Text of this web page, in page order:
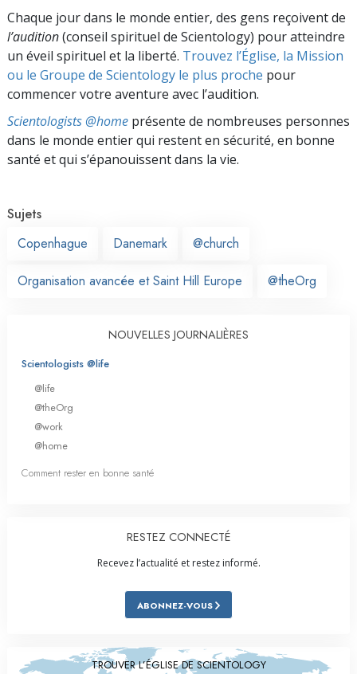
Chaque jour dans le monde entier, des gens reçoivent de
l’audition(conseil spirituel de Scientology) pour atteindre
un éveil spirituel et la liberté. Trouvez l’Église, la Mission
ou le Groupe de Scientology le plus proche pour
commencer votre aventure avec l’audition.
Scientologists @home présente de nombreuses personnes
dans le monde entier qui restent en sécurité, en bonne
santé et qui s’épanouissent dans la vie.
Sujets
Copenhague
Danemark @church
Organisation avancée et Saint Hill Europe @theOrg
NOUVELLES JOURNALIÈRES
Scientologists @life
@life
@theOrg
@work
@home
Comment rester en bonne santé
RESTEZ CONNECTÉ
Recevez l’actualité et restez informé.
ABONNEZ-VOUS
TROUVER L’ÉGLISE DE SCIENTOLOGY